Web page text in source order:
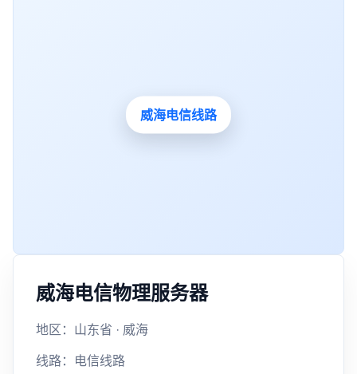
威海电信物理服务器
地区：山东省 · 威海
线路：电信线路